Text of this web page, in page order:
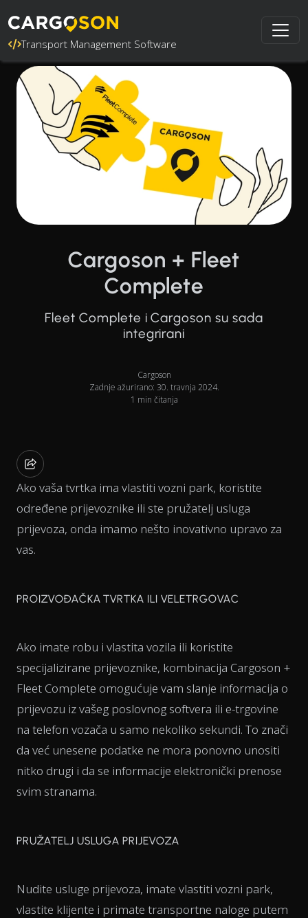
Transport Management Software
Cargoson + Fleet
Complete
Fleet Complete i Cargoson su sada
integrirani
Cargoson
Zadnje ažurirano: 30. travnja 2024.
1 min čitanja
Ako vaša tvrtka ima vlastiti vozni park, koristite
određene prijevoznike ili ste pružatelj usluga
prijevoza, onda imamo nešto inovativno upravo za
vas.
PROIZVOĐAČKA TVRTKA ILI VELETRGOVAC
Ako imate robu i vlastita vozila ili koristite
specijalizirane prijevoznike, kombinacija Cargoson +
Fleet Complete omogućuje vam slanje informacija o
prijevozu iz vašeg poslovnog softvera ili e-trgovine
na telefon vozača u samo nekoliko sekundi. To znači
da već unesene podatke ne mora ponovno unositi
nitko drugi i da se informacije elektronički prenose
svim stranama.
PRUŽATELJ USLUGA PRIJEVOZA
Nudite usluge prijevoza, imate vlastiti vozni park,
vlastite klijente i primate transportne naloge putem